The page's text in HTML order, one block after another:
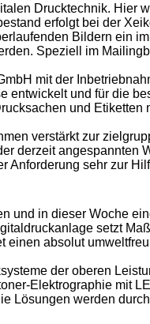
Drucktechnik. Hier
erfolgt bei der
Bildern ein
Speziell im
mit der
und für die
und
verstärkt zur
derzeit
Anforderung sehr zur
und in dieser Woche
setzt
einen absolut
der oberen
Elektrographie mit
werden